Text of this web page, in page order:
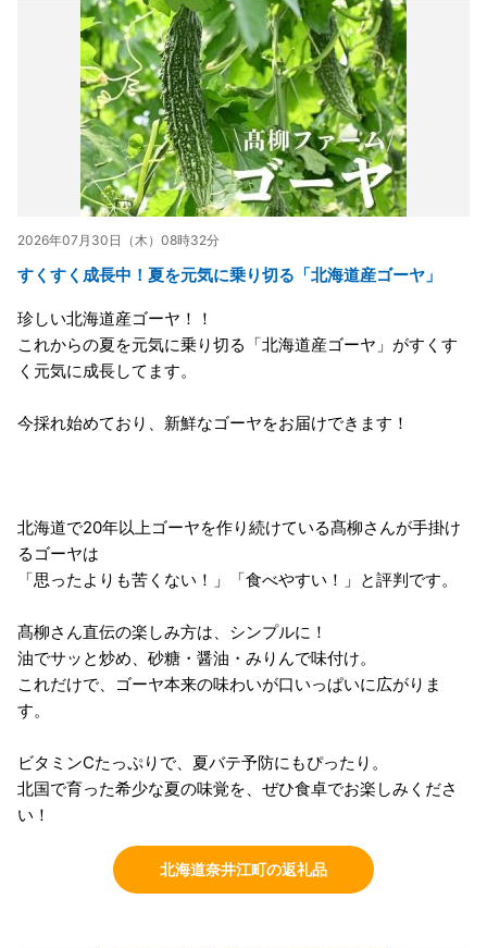
2026年07月30日（木）08時32分
すくすく成長中！夏を元気に乗り切る「北海道産ゴーヤ」
珍しい北海道産ゴーヤ！！
これからの夏を元気に乗り切る「北海道産ゴーヤ」がすくす
く元気に成長してます。
今採れ始めており、新鮮なゴーヤをお届けできます！
北海道で20年以上ゴーヤを作り続けている髙柳さんが手掛け
るゴーヤは
「思ったよりも苦くない！」「食べやすい！」と評判です。
髙柳さん直伝の楽しみ方は、シンプルに！
油でサッと炒め、砂糖・醤油・みりんで味付け。
これだけで、ゴーヤ本来の味わいが口いっぱいに広がりま
す。
ビタミンCたっぷりで、夏バテ予防にもぴったり。
北国で育った希少な夏の味覚を、ぜひ食卓でお楽しみくださ
い！
北海道奈井江町の返礼品